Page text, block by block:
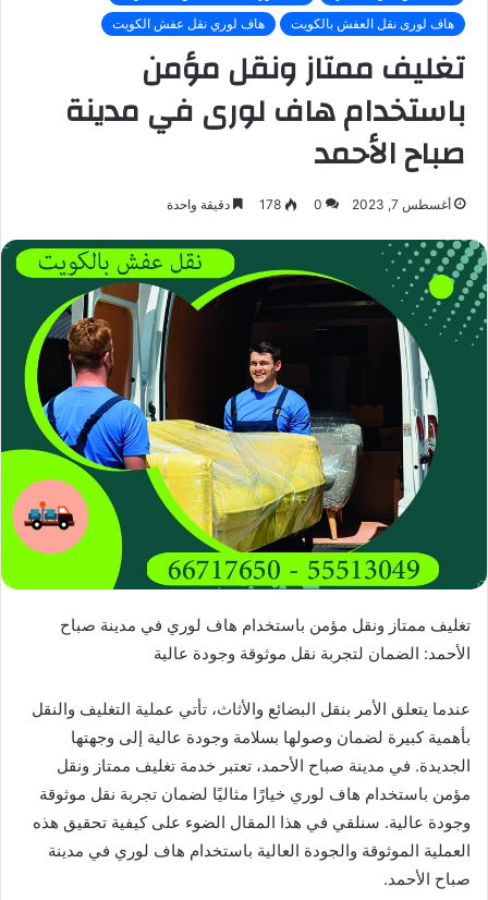
هاف لورى نقل العفش بالكويت
هاف لوري نقل عفش الكويت
تغليف ممتاز ونقل مؤمن
باستخدام هاف لورى في مدينة
صباح الأحمد
أغسطس 7, 2023 0
178 دقيقة واحدة
تغليف ممتاز ونقل مؤمن باستخدام هاف لوري في مدينة صباح
الأحمد: الضمان لتجربة نقل موثوقة وجودة عالية
عندما يتعلق الأمر بنقل البضائع والأثاث، تأتي عملية التغليف والنقل
بأهمية كبيرة لضمان وصولها بسلامة وجودة عالية إلى وجهتها
الجديدة. في مدينة صباح الأحمد، تعتبر خدمة تغليف ممتاز ونقل
مؤمن باستخدام هاف لوري خيارًا مثاليًا لضمان تجربة نقل موثوقة
وجودة عالية. سنلقي في هذا المقال الضوء على كيفية تحقيق هذه
العملية الموثوقة والجودة العالية باستخدام هاف لوري في مدينة
صباح الأحمد.